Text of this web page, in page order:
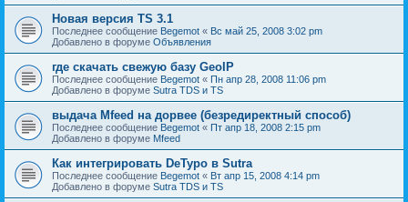
Новая версия TS 3.1
Последнее сообщение Begemot « Вс май 25, 2008 3:02 pm
Добавлено в форуме Объявления
где скачать свежую базу GeoIP
Последнее сообщение Begemot « Пн апр 28, 2008 11:06 pm
Добавлено в форуме Sutra TDS и TS
выдача Mfeed на дорвее (безредиректный способ)
Последнее сообщение Begemot « Пт апр 18, 2008 2:15 pm
Добавлено в форуме Mfeed
Как интегрировать DeTypo в Sutra
Последнее сообщение Begemot « Вт апр 15, 2008 4:14 pm
Добавлено в форуме Sutra TDS и TS